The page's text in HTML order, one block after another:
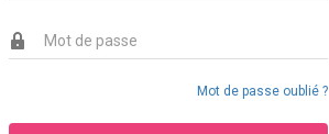
Mot de passe oublié ?